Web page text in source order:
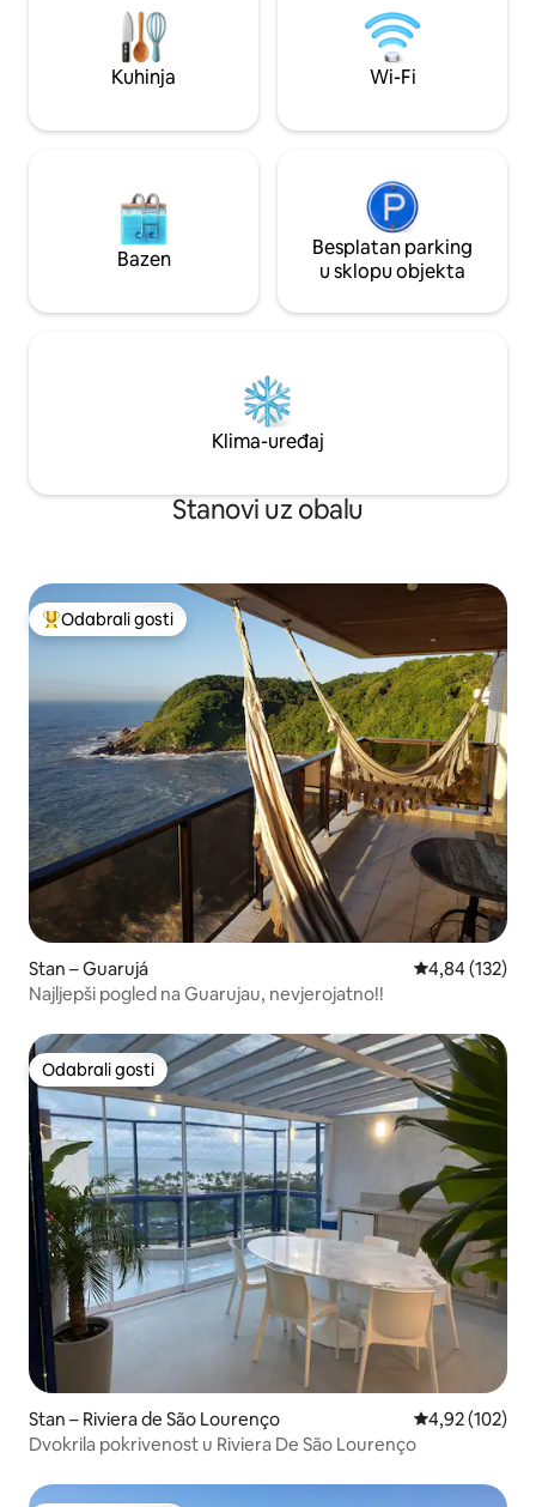
daljinu) Pospremanje Usluga conciergea
Zatvorena zajednica Costa do Sol – Blok
F – Plaža Guaratuba, Bertioga, SP.
Sigurnost 0 - 24
bračnim
spavaću sobu s 4
Apartman ima
Kuhinja Wi-Fi
Bazen
Besplatan parking
u sklopu objekta
Klima-uređaj
Stanovi uz obalu
Među najviše rangiranima s oznakom „Odabrali gosti”
Odabrali gosti
Stan – Guarujá Prosječna
4,84 (132)
Najljepši pogled na Guarujau, nevjerojatno!!️
Odabrali gosti
Odabrali gosti
Stan – Riviera de São Lourenço Prosječna
4,92 (102)
Dvokrila pokrivenost u Riviera De São Lourenço